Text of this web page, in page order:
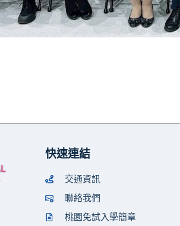
快速連結
交通資訊
聯絡我們
桃園免試入學簡章